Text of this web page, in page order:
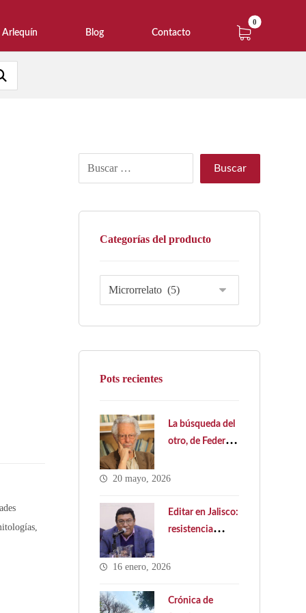
Arlequín Blog Contacto
,
Categorías del producto
Pots recientes
La búsqueda del
otro, de Federico
20 mayo, 2026
Editar en Jalisco:
resistencia
política pública
una Ley Estatal
16 enero, 2026
Crónica de